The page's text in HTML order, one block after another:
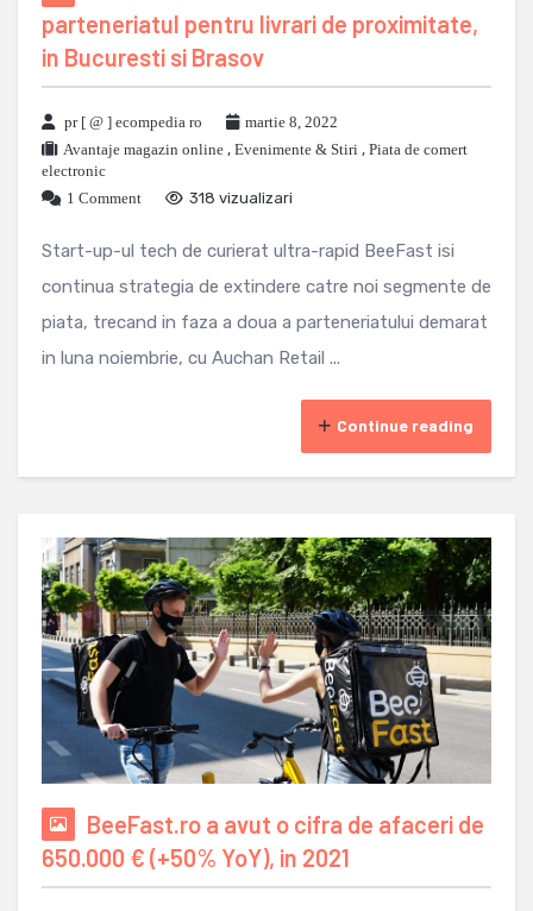
parteneriatul pentru livrari de proximitate,
in Bucuresti si Brasov
pr [ @ ] ecompedia ro
martie 8, 2022
Avantaje magazin online , Evenimente & Stiri , Piata de comert
electronic
1 Comment
318 vizualizari
Start-up-ul tech de curierat ultra-rapid BeeFast isi
continua strategia de extindere catre noi segmente de
piata, trecand in faza a doua a parteneriatului demarat
in luna noiembrie, cu Auchan Retail ...
Continue reading
BeeFast.ro a avut o cifra de afaceri de
650.000 € (+50% YoY), in 2021